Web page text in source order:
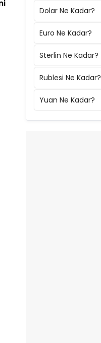
Dolar Ne Kadar?
Euro Ne Kadar?
Sterlin Ne Kadar?
Rublesi Ne Kadar?
Yuan Ne Kadar?